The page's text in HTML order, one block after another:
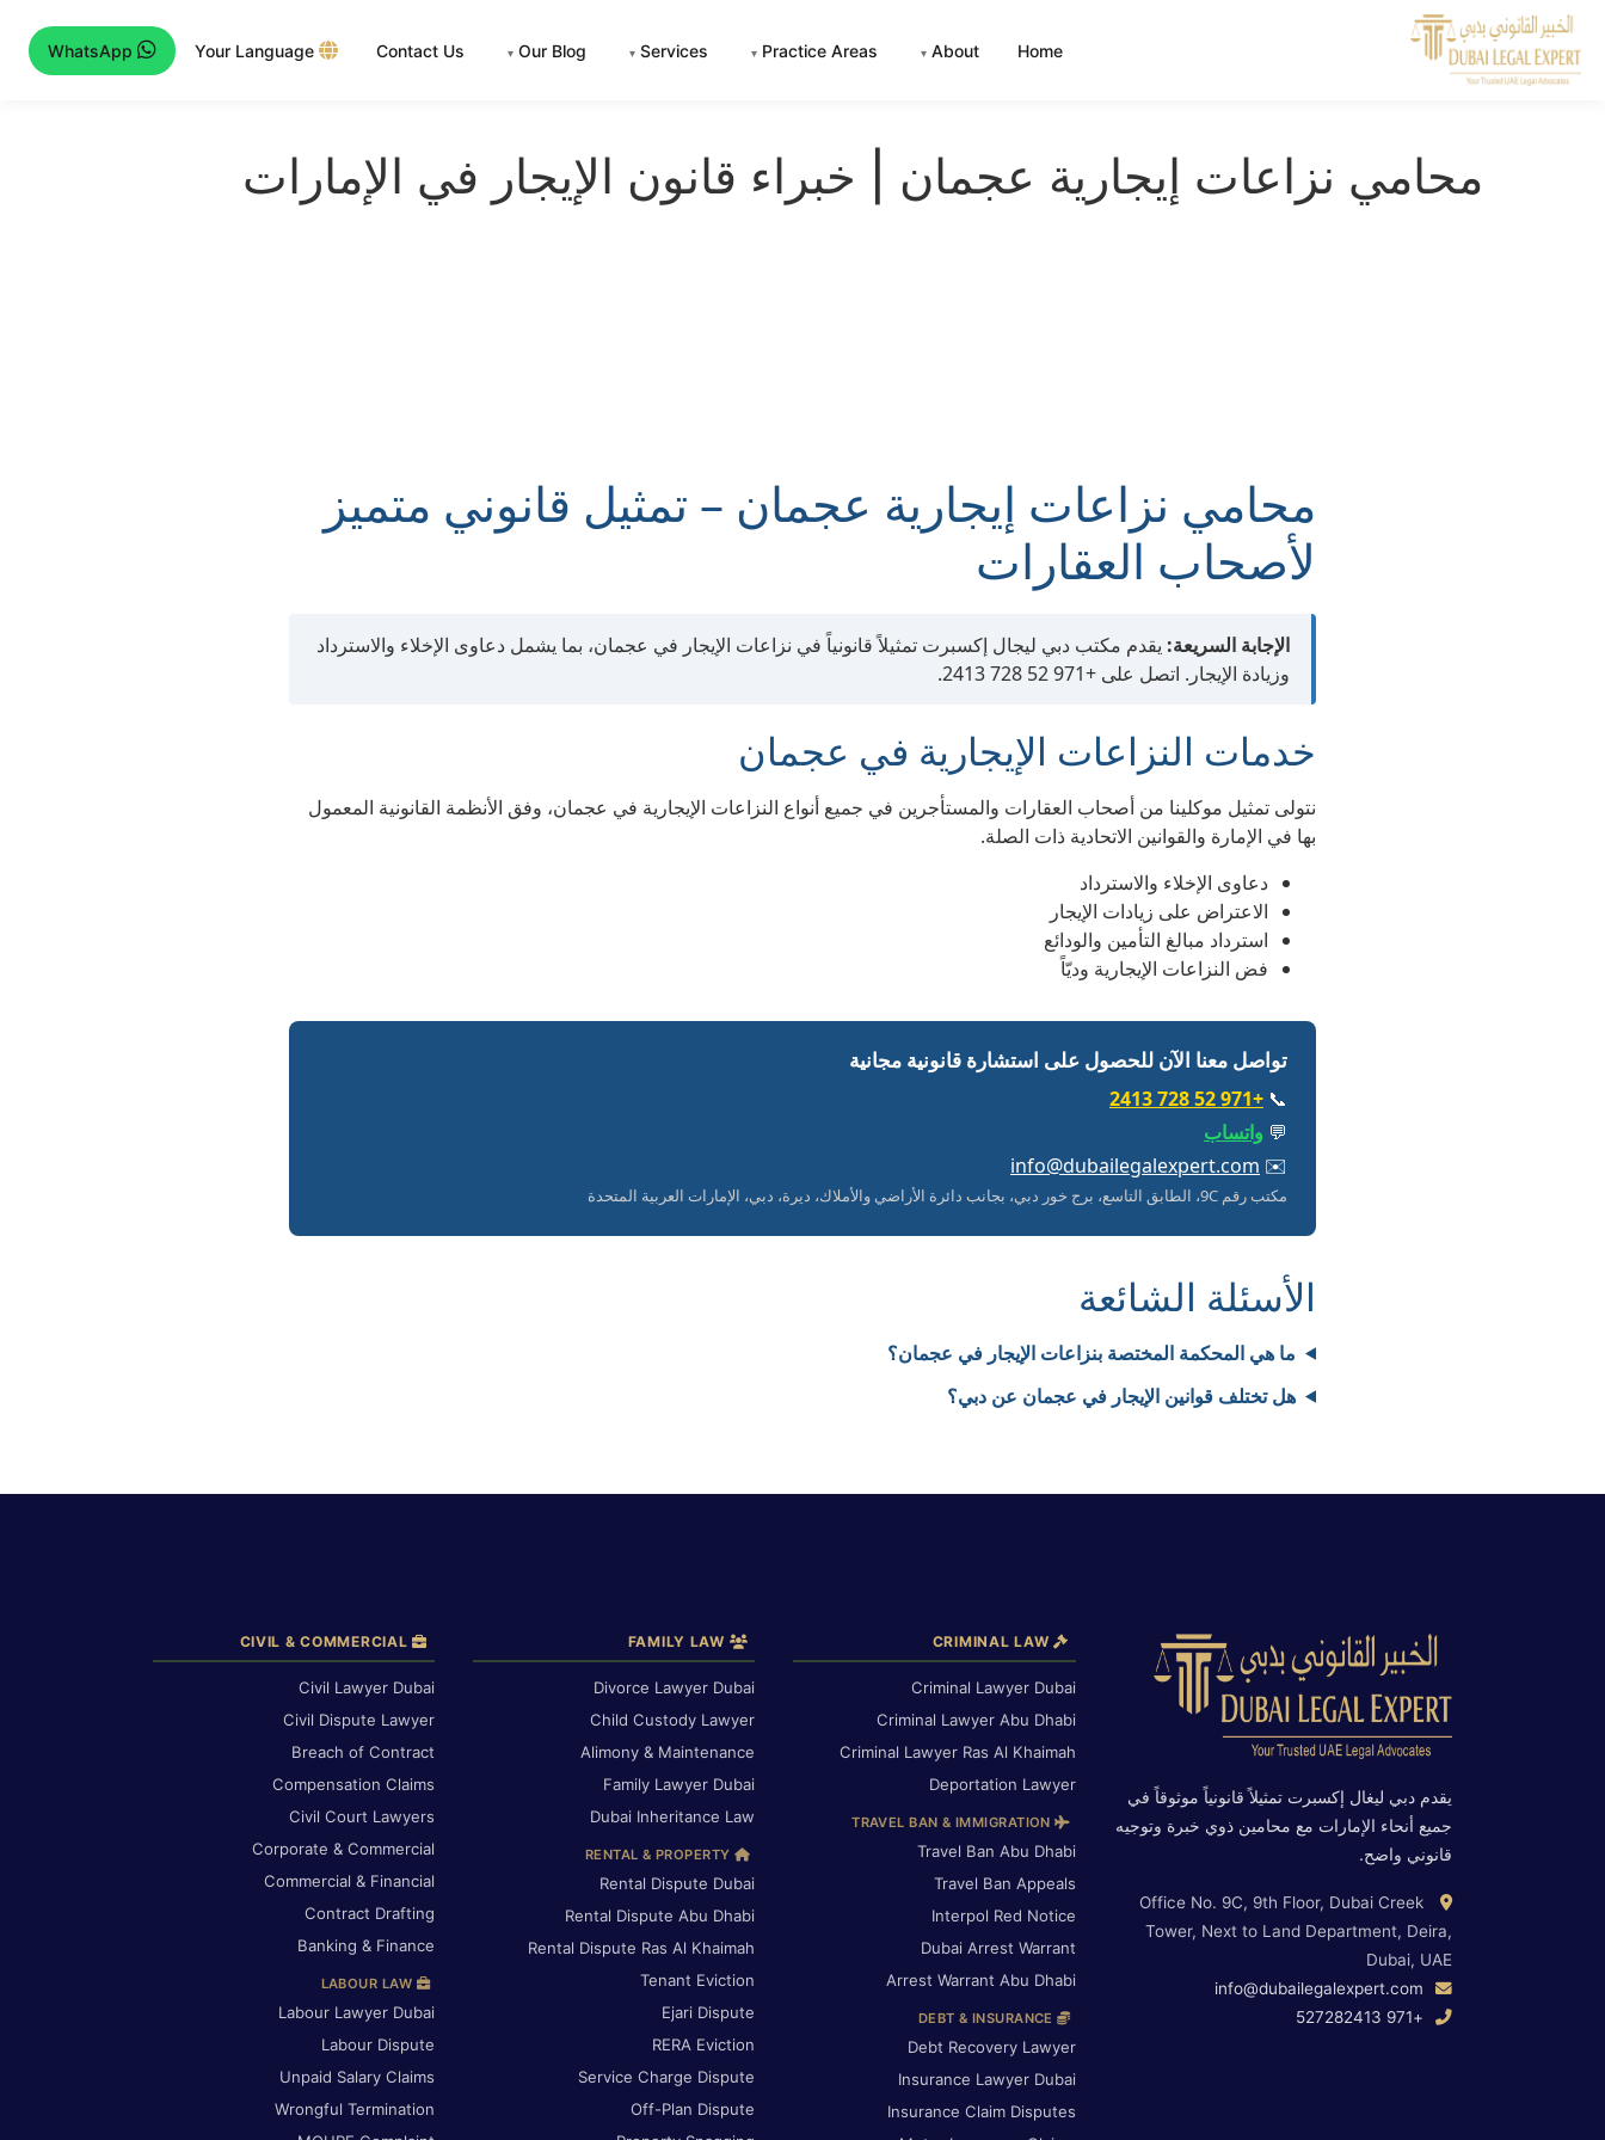
Home
About
▾
Practice Areas
▾
Services
▾
Our Blog
▾
Contact Us
محامي نزاعات إيجارية عجمان | خبراء قانون الإيجار في الإمارات
محامي نزاعات إيجارية عجمان – تمثيل قانوني متميز
لأصحاب العقارات
الإجابة السريعة: يقدم مكتب دبي ليجال إكسبرت تمثيلاً قانونياً في نزاعات الإيجار في عجمان، بما يشمل دعاوى الإخلاء والاسترداد
وزيادة الإيجار. اتصل على +971 52 728 2413.
خدمات النزاعات الإيجارية في عجمان
نتولى تمثيل موكلينا من أصحاب العقارات والمستأجرين في جميع أنواع النزاعات الإيجارية في عجمان، وفق الأنظمة القانونية المعمول
بها في الإمارة والقوانين الاتحادية ذات الصلة.
دعاوى الإخلاء والاسترداد
الاعتراض على زيادات الإيجار
استرداد مبالغ التأمين والودائع
فض النزاعات الإيجارية وديّاً
تواصل معنا الآن للحصول على استشارة قانونية مجانية
📞
+971 52 728 2413
💬 واتساب
✉️
info@dubailegalexpert.com
مكتب رقم 9C، الطابق التاسع، برج خور دبي، بجانب دائرة الأراضي والأملاك، ديرة، دبي، الإمارات العربية المتحدة
الأسئلة الشائعة
ما هي المحكمة المختصة بنزاعات الإيجار في عجمان؟
هل تختلف قوانين الإيجار في عجمان عن دبي؟
يقدم دبي ليغال إكسبرت تمثيلاً قانونياً موثوقاً في
جميع أنحاء الإمارات مع محامين ذوي خبرة وتوجيه
قانوني واضح.
Office No. 9C, 9th Floor, Dubai Creek
Tower, Next to Land Department, Deira,
Dubai, UAE
info@dubailegalexpert.com
+971 527282413
CRIMINAL LAW
Criminal Lawyer Dubai
Criminal Lawyer Abu Dhabi
Criminal Lawyer Ras Al Khaimah
Deportation Lawyer
TRAVEL BAN & IMMIGRATION
Travel Ban Abu Dhabi
Travel Ban Appeals
Interpol Red Notice
Dubai Arrest Warrant
Arrest Warrant Abu Dhabi
DEBT & INSURANCE
Debt Recovery Lawyer
Insurance Lawyer Dubai
Insurance Claim Disputes
Divorce Lawyer Dubai
Child Custody Lawyer
Alimony & Maintenance
Family Lawyer Dubai
Dubai Inheritance Law
Rental Dispute Dubai
Rental Dispute Abu Dhabi
Rental Dispute Ras Al Khaimah
Tenant Eviction
Ejari Dispute
RERA Eviction
Service Charge Dispute
Off-Plan Dispute
CIVIL & COMMERCIAL
Civil Lawyer Dubai
Civil Dispute Lawyer
Breach of Contract
Compensation Claims
Civil Court Lawyers
Corporate & Commercial
Commercial & Financial
Contract Drafting
Banking & Finance
Labour Lawyer Dubai
Labour Dispute
Unpaid Salary Claims
Wrongful Termination